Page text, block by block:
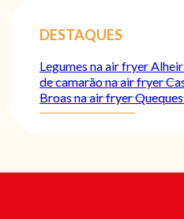
DESTAQUES
Legumes na air fryer
de camarão na air fryer
Broas na air fryer